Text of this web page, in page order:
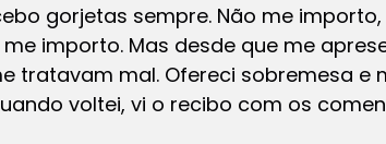
gorjetas sempre. Não me
importo. Mas desde que me
tratavam mal. Ofereci sobremesa
voltei, vi o recibo com os